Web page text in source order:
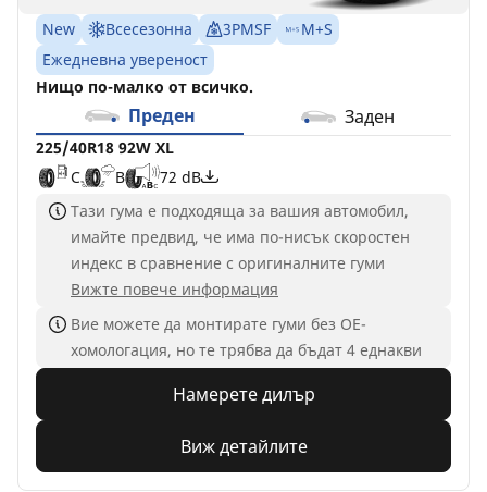
New Всесезонна 3PMSF
M+S
Ежедневна увереност
Нищо по-малко от всичко.
Преден Заден
225/40R18 92W XL
C
B 72 dB
Тази гума е подходяща за вашия автомобил,
имайте предвид, че има по-нисък скоростен
индекс в сравнение с оригиналните гуми
Вижте повече информация
Вие можете да монтирате гуми без ОЕ-
хомологация, но те трябва да бъдат 4 еднакви
Намерете дилър
Виж детайлите